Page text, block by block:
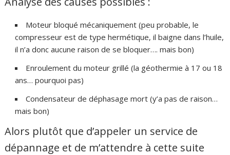
Moteur bloqué mécaniquement (peu probable, le
compresseur est de type hermétique, il baigne dans l’huile,
il n’a donc aucune raison de se bloquer…. mais bon)
Enroulement du moteur grillé (la géothermie à 17 ou 18
ans… pourquoi pas)
Condensateur de déphasage mort (y’a pas de raison…
mais bon)
Alors plutôt que d’appeler un service de
dépannage et de m’attendre à cette suite